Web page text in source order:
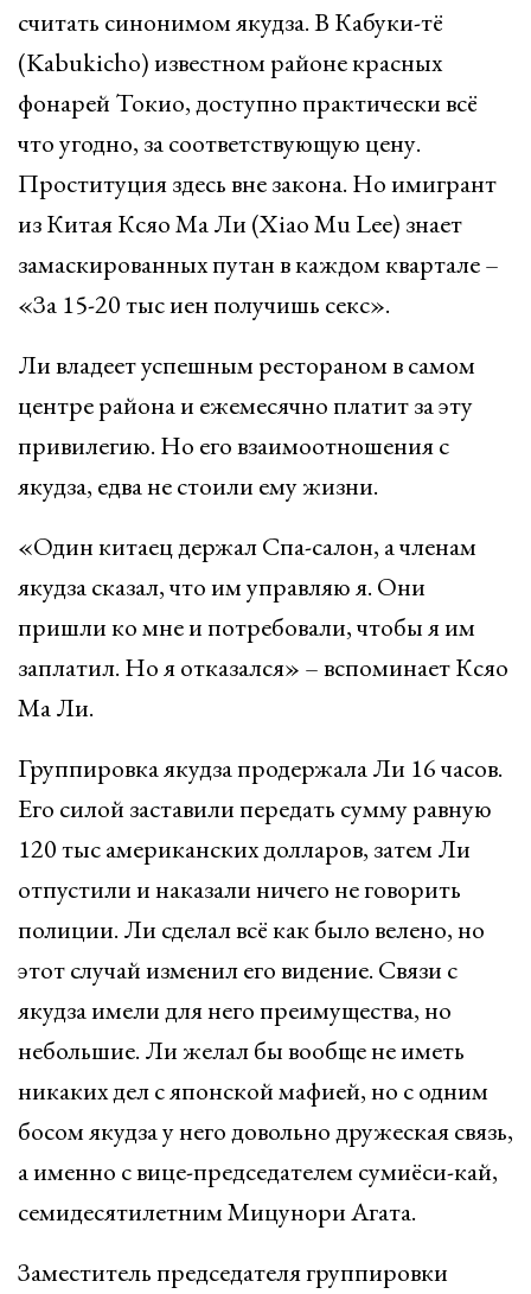
считать синонимом якудза. В Кабуки-тё
(Kabukicho) известном районе красных
фонарей Токио, доступно практически всё
что угодно, за соответствующую цену.
Проституция здесь вне закона. Но имигрант
из Китая Ксяо Ма Ли (Xiao Mu Lee) знает
замаскированных путан в каждом квартале –
«За 15-20 тыс иен получишь секс».
Ли владеет успешным рестораном в самом
центре района и ежемесячно платит за эту
привилегию. Но его взаимоотношения с
якудза, едва не стоили ему жизни.
«Один китаец держал Спа-салон, а членам
якудза сказал, что им управляю я. Они
пришли ко мне и потребовали, чтобы я им
заплатил. Но я отказался» – вспоминает Ксяо
Ма Ли.
Группировка якудза продержала Ли 16 часов.
Его силой заставили передать сумму равную
120 тыс американских долларов, затем Ли
отпустили и наказали ничего не говорить
полиции. Ли сделал всё как было велено, но
этот случай изменил его видение. Связи с
якудза имели для него преимущества, но
небольшие. Ли желал бы вообще не иметь
никаких дел с японской мафией, но с одним
босом якудза у него довольно дружеская связь,
а именно с вице-председателем сумиёси-кай,
семидесятилетним Мицунори Агата.
Заместитель председателя группировки